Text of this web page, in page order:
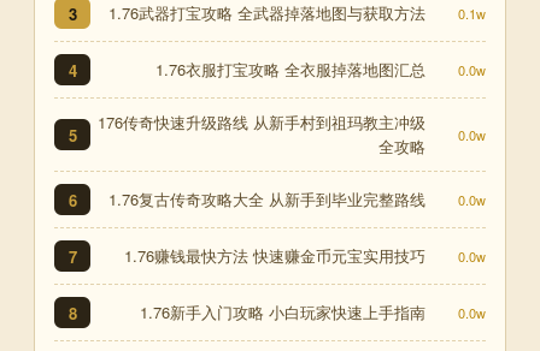
3 1.76武器打宝攻略 全武器掉落地图与获取方法 0.1w
4 1.76衣服打宝攻略 全衣服掉落地图汇总 0.0w
5
176传奇快速升级路线 从新手村到祖玛教主冲级
全攻略
0.0w
6 1.76复古传奇攻略大全 从新手到毕业完整路线 0.0w
7 1.76赚钱最快方法 快速赚金币元宝实用技巧 0.0w
8 1.76新手入门攻略 小白玩家快速上手指南 0.0w